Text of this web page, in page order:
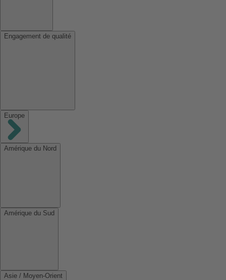
Engagement de qualité
Europe
Amérique du Nord
Amérique du Sud
Asie / Moyen-Orient